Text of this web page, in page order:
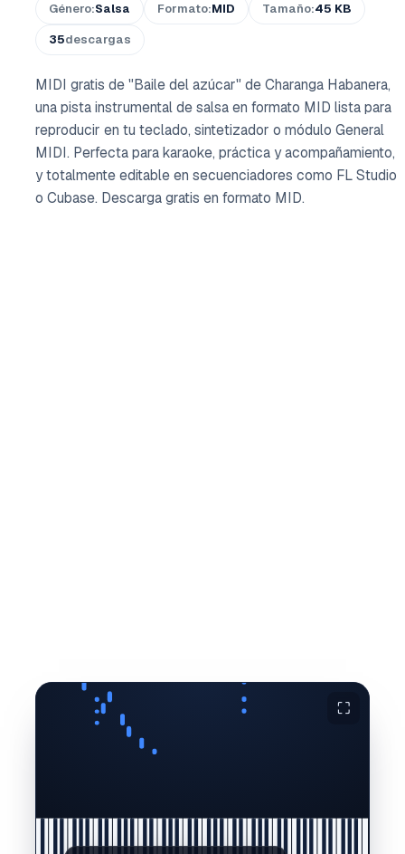
Género:Salsa Formato:MID Tamaño:45 KB
35descargas
MIDI gratis de "Baile del azúcar" de Charanga Habanera,
una pista instrumental de salsa en formato MID lista para
reproducir en tu teclado, sintetizador o módulo General
MIDI. Perfecta para karaoke, práctica y acompañamiento,
y totalmente editable en secuenciadores como FL Studio
o Cubase. Descarga gratis en formato MID.
⛶